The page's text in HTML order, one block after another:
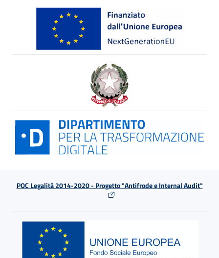
POC Legalità 2014-2020 - Progetto "Antifrode e Internal Audit"